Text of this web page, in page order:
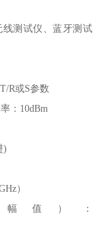
测试仪、蓝牙测试
R或S参数
：10dBm
)
）
）：